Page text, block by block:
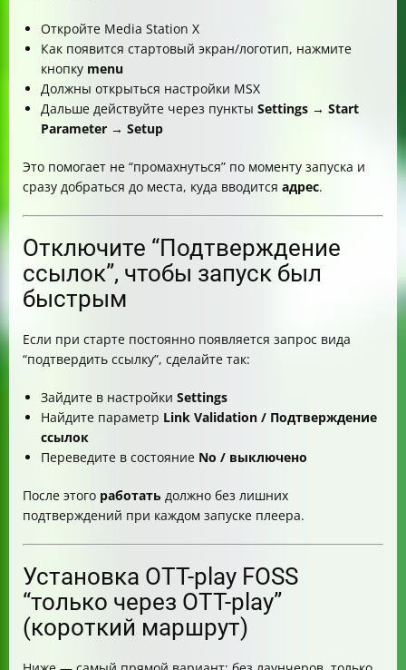
Откройте Media Station X
Как появится стартовый экран/логотип, нажмите
кнопку menu
Должны открыться настройки MSX
Дальше действуйте через пункты Settings → Start
Parameter → Setup
Это помогает не “промахнуться” по моменту запуска и
сразу добраться до места, куда вводится адрес.
Отключите “Подтверждение
ссылок”, чтобы запуск был
быстрым
Если при старте постоянно появляется запрос вида
“подтвердить ссылку”, сделайте так:
Зайдите в настройки Settings
Найдите параметр Link Validation / Подтверждение
ссылок
Переведите в состояние No / выключено
После этого работать должно без лишних
подтверждений при каждом запуске плеера.
Установка OTT-play FOSS
“только через OTT-play”
(короткий маршрут)